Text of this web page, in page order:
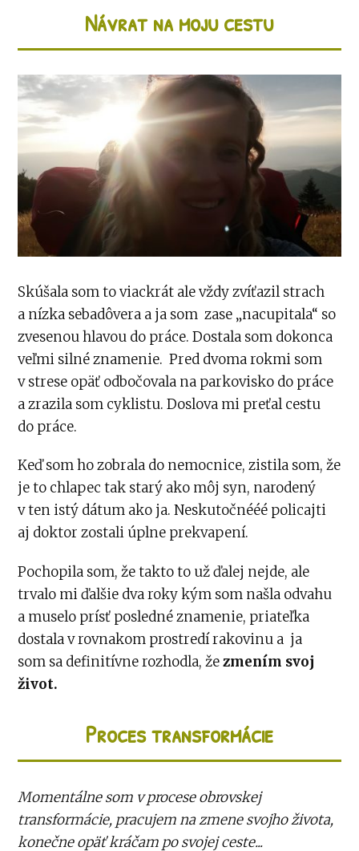
Návrat na moju cestu
Skúšala som to viackrát ale vždy zvíťazil strach
a nízka sebadôvera a ja som zase „nacupitala“ so
zvesenou hlavou do práce. Dostala som dokonca
veľmi silné znamenie. Pred dvoma rokmi som
v strese opäť odbočovala na parkovisko do práce
a zrazila som cyklistu. Doslova mi preťal cestu
do práce.
Keď som ho zobrala do nemocnice, zistila som, že
je to chlapec tak starý ako môj syn, narodený
v ten istý dátum ako ja. Neskutočnééé policajti
aj doktor zostali úplne prekvapení.
Pochopila som, že takto to už ďalej nejde, ale
trvalo mi ďalšie dva roky kým som našla odvahu
a muselo prísť posledné znamenie, priateľka
dostala v rovnakom prostredí rakovinu a ja
som sa definitívne rozhodla, žezmením svoj
život.
Proces transformácie
Momentálne som v procese obrovskej
transformácie, pracujem na zmene svojho života,
konečne opäť kráčam po svojej ceste...